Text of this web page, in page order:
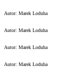
Autor: Marek Loduha
Autor: Marek Loduha
Autor: Marek Loduha
Autor: Marek Loduha